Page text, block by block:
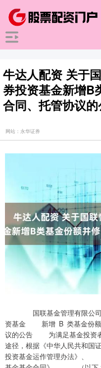
牛达人配资 关于
券投资基金新增B
合同、托管协议
网站：永华证券
国联基金管理有限公司 关于国联恒鑫纯债债券型证券投资基金 新增 B 类基金份额并修改基金合同、 托管协议的公告 为满足基金投资者的需求，为投资者提供多样化的投资途径，根据《中华人民共和国证券投资基 金法》、 《公开募集证券投资基金运作管理办法》、 《国联恒鑫纯债债券型证券投资基金基金合同》 （以下 简称“《基金合同》” ）和《国联恒鑫纯债债券型证券投资基金托管协议》 （以下简称“《托管协议》” ）的有 关规定，国联基金管理有限公司（以下简称“本公司”或“基金管理人” ）经与基金托管人南 京 银 行股份 有限公司协商一致，决定于 2025 年 6 月 5 日起对国联恒鑫纯债债券型证券投资基金（以下简称“本基 金” ）增加 B 类基金份额，并对本基金的《基金合同》和《托管协议》作相应修改。现将具体事宜公告如 下： 一、新增 B 类基金份额类别基本情况 自 2025 年 6 月 5 日起，本基金将增加 B 类基金份额，形成 A 类、B 类、C 类和 E 类四类基金份额并分 别设置对应的基金代码（A 类基金份额代码 ：007560；B 类基金份额代码 024505；C 类基金份额代码： 的 B 类基金份额在投资者申购时收取申购费用，在赎回时根据持有期限收取赎回费用，B 类基金份额 不收取销售服务费， 本基金不同基金份额类别之间不得互相转换。 单笔申购金额 申购费率 本基金的申购费用应在投资人申购基金份额时收取，不列入基金财产，主要用于本基金的市场推 广、销售、注册登记等各项费用。 持有期限(Y) 赎回费率 Y＜7 日 1.50% Y≥7 日 0 （注： Y 为持有时间） 投资者可将其持有的全部或部分基金份额赎回。赎回费用由赎回基金份额的基金份额持有人承 担，在基金份额持有人赎回基金份额时收取。对于持有期少于 7 日的基金份额所收取的赎回费，赎回 费用全额归入基金财产。 B 类基金份额的管理费及托管费的计提方法、计提标准和支付方式与 A 类、C 类、E 类基金份额保 持一致， 年管理费率和年托管费率分别为 0.30%和 0.10%。 本基金新增 B 类基金份额将设置与 A 类、C 类、E 类基金份额不同的销售渠道。 （1）直销机构 住所： 深圳市福田区福田街道岗厦社区金田路 3086 号大百汇广场 31 层 02-04 单元 办公地址： 北京市东城区安定门外大街 208 号玖安广场 A 座 11 层 法定代表人： 王瑶 邮政编码： 100011 电话： 010-56517002、010-56517003 传真： 010-64345889、010-84568832 邮箱： zhixiao@glfund.com 联系人： 巩京博、徐冉 网址： www.glfund.com 本公司直销电子交易方式包括网上交易、微信服务号“国联基金”交易等。投资者可以通过本公 司网上交易系统或微信服务号“国联基金”办理业务，具体业务办理情况及业务规则请登录本公司网 站查询。 网址： https://trade.glfund.com/etrading/ （2）其他销售机构 基金管理人可以根据相关法律法规要求，选择其他符合要求的其他机构销售本基金，并在基金管 理人网站公示。 二、B 类基金份额申购、赎回等业务办理 本基金新增 B 类基金份额自 2025 年 6 月 5 日起开通申购、赎回、转换及定期定额投资业务。 通过基金管理人网上交易平台申购本基金时，每次最低申购金额为 1 元。其他销售机构每个基金账 户单笔申购最低金额为 1 元， 其他销售机构另有规定的， 从其规定。 赎回时或赎回后在销售机构（网点）保留的基金份额余额不足 1 份的， 在赎回时需一次全部赎回。 转换。投资者在办理转换业务时，单笔转换基金份额不得低于 1 份。销售机构有不同规定的，投资者 在销售机构办理相关业务时， 需遵循该销售机构的相关规定。 申购金额不得低于人民币 1 元。各销售机构的定投金额起点详见其有关规定。 三、《基金合同》和《托管协议》的修订内容 容进行了修订，同时对基金管理人信息进行了更新。本次修订对基金份额持有人利益无实质性不利 影响，也不涉及基金合同当事人权利义务关系发生重大变化，无需召开基金份额持有人大会。本公司 已就修订内容与基金托管人南 京 银 行股份有限公司协商一致。 信息披露管理办法》的有关规定在规定媒介上公告。 投资者可通过本公司网站（www.glfund.com）或拨打客户服务电话 400-160-6000 或 010-56517299 了解详情。 本公告仅对本基金增加 B 类基金份额的有关事项予以说明。投资者欲了解本基金的详细情况， 请仔细阅读基金合同、招募说明书、基金产品资料概要及相关法律文件。 风险提示：本公司承诺以诚实信用、勤勉尽责的原则管理和运用基金资产，但不保证基金一定盈 利，也不保证最低收益。基金投资有风险，基金的过往业绩并不预示或保证未来业绩表现。投资者投 资基金前应认真阅读基金的基金合同、招募说明书等文件，了解所投资基金的风险收益特征，并根据 自身情况购买与本人风险承受能力相匹配的产品。敬请投资者留意投资风险。 特此公告。 国联基金管理有限公司 附件一：《国联恒鑫纯债债券型证券投资基金基金合同》修改前后文对照表 章节 修订前表述 修订后表述 回费、销售服务费收取方式等的不同，将基金份额 分为不同的类别。在投资人认购/申购时，收取认 回费、销售服务费收取方式等的不同，将基金份额 购/申购费用，赎回时收取赎回费用的，并不再从本 分为不同的类别。在投资人认购/申购时，收取认 类别基金资产中计提销售服务费的，称为 A 类基金 购/申购费用，并不再从本类别基金资产中计提销售 份额；申购时收取申购费用、赎回时收取赎回费用， 第 二 部 分 释 服务费的，称为 A 类基金份额 ；不收取认购/申购费 并不再从本类别基金资产中计提销售服务费的，称 义 用 ，但从本类别基金资产中计提销售服务费的，称 为 B 类基金份额；不收取认购/申购费用，赎回时收 为 C 类基金份额；不收取申购费用，但从本类别基金 取赎回费用的，且从本类别基金资产中计提销售服 资产中计提销售服务费的 ，称为 E 类基金份额。各 务费的，称为 C 类基金份额；不收取申购费用，赎回 类基金份额分设不同的基金代码，并分别公布基金 时收取赎回费用的，且从本类别基金资产中计提销